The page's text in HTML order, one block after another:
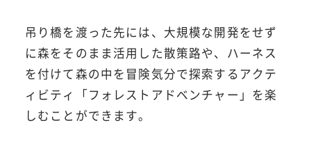
吊り橋を渡った先には、大規模な開発をせず
に森をそのまま活用した散策路や、ハーネス
を付けて森の中を冒険気分で探索するアクテ
ィビティ「フォレストアドベンチャー」を楽
しむことができます。